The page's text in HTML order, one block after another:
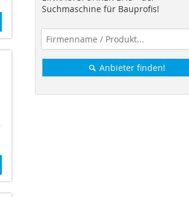
Suchmaschine für Bauprofis!
Anbieter finden!